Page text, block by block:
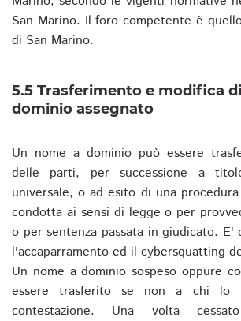
San Marino. Il foro competente è
di San Marino.
5.5 Trasferimento e modifica
dominio assegnato
Un nome a dominio può essere
delle parti, per successione a
universale, o ad esito di una
condotta ai sensi di legge o per
o per sentenza passata in giudicato. E'
l'accaparramento ed il cybersquatting
Un nome a dominio sospeso oppure
essere trasferito se non a chi lo
contestazione. Una volta